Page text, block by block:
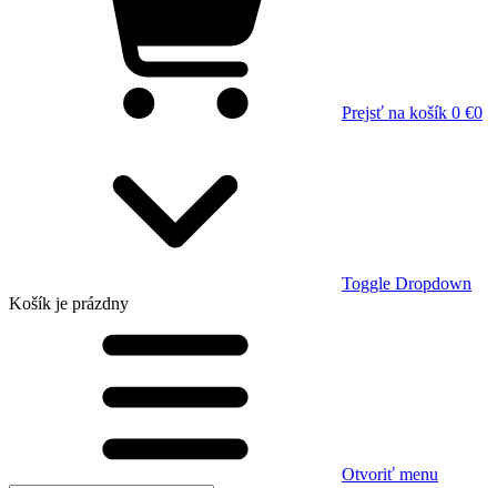
Prejsť na košík 0 €0
Toggle Dropdown
Košík je prázdny
Otvoriť menu